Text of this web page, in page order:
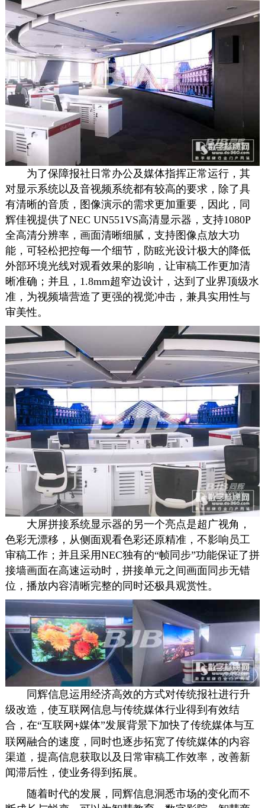
为了保障报社日常办公及媒体指挥正常运行，其
对显示系统以及音视频系统都有较高的要求，除了具
有清晰的音质，图像演示的需求更加重要，因此，同
辉佳视提供了NEC UN551VS高清显示器 ，支持1080P
全高清分辨率，画面清晰细腻 ，支持图像点放大功
能，可轻松把控每一个细节，防眩光设计极大的降低
外部环境光线对观看效果的影响，让审稿工作更加清
晰准确 ；并且， 1.8mm超窄边设计， 达到了业界顶级水
准，为视频墙营造了更强的视觉冲击，兼具实用性与
审美性。
大屏拼接系统显示器的另一个亮点是超广视角，
色彩无漂移，从侧面观看色彩还原精准，不影响员工
审稿工作；并且采用NEC独有的“帧同步”功能保证了拼
接墙画面在高速运动时，拼接单元之间画面同步无错
位，播放内容清晰完整的同时还极具观赏性。
同辉信息运用经济高效的方式对传统报社进行升
级改造 ，使互联网信息与传统媒体行业得到有效结
合， 在“互联网+媒体”发展背景下加快了传统媒体与互
联网融合的速度，同时也逐步拓宽了传统媒体的内容
渠道， 提高信息获取 以及日常审稿工作效率，改善新
闻滞后性， 使业务得到拓展。
随着时代的发展 ，同辉信息洞悉市场的变化而不